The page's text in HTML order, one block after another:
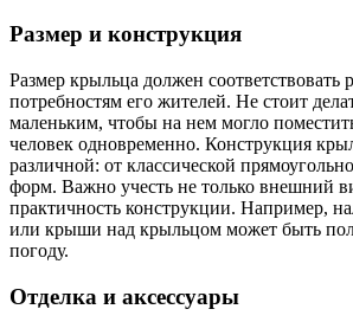
Размер и конструкция
Размер крыльца должен соответствовать
потребностям его жителей. Не стоит
маленьким, чтобы на нем могло
человек одновременно. Конструкция
различной: от классической
форм. Важно учесть не только внешний
практичность конструкции. Например,
или крыши над крыльцом может быть
погоду.
Отделка и аксессуары